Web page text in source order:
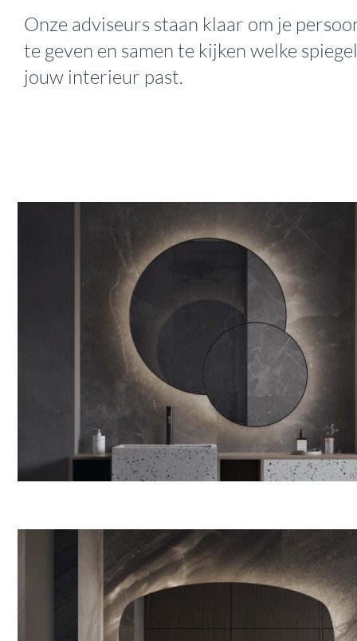
Onze adviseurs staan klaar om je
te geven en samen te kijken welke
jouw interieur past.